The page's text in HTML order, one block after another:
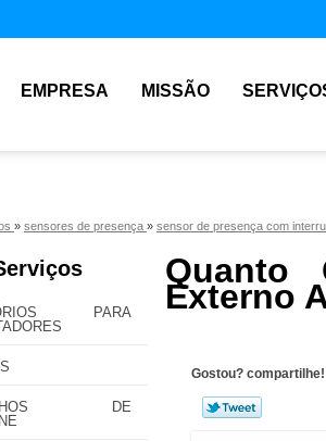
EMPRESA MISSÃO
» sensores de presença » sensor de presença com
PARA
DE
Quanto
Externo
Gostou? compartilhe!